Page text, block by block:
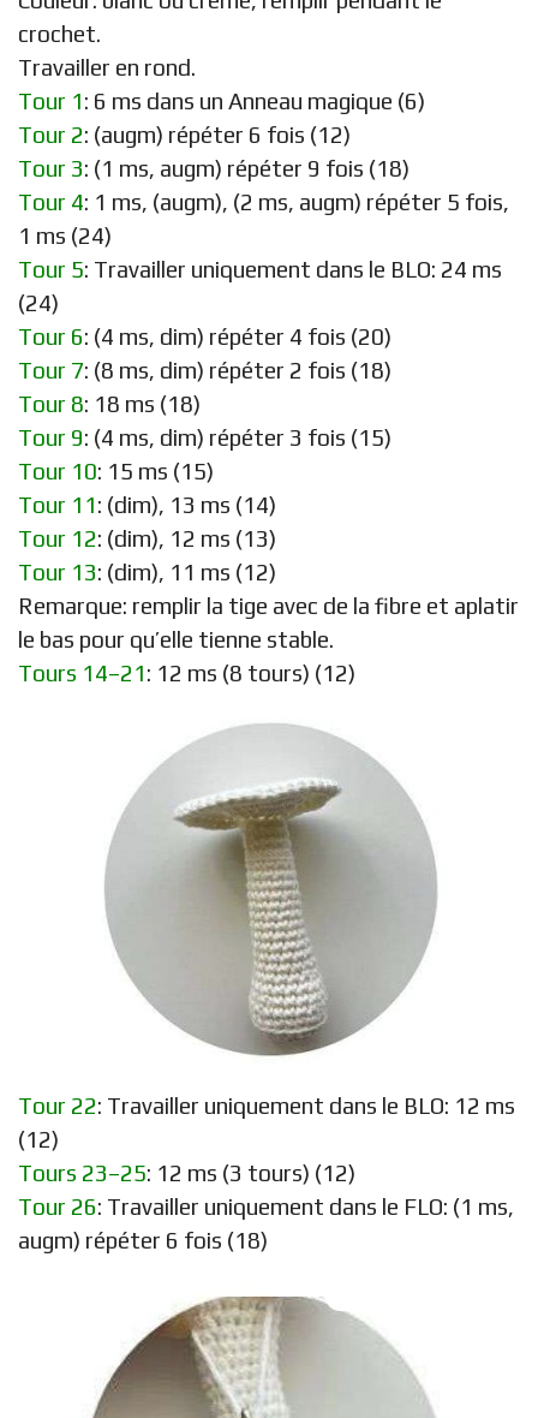
crochet.
Travailler en rond.
Tour 1: 6 ms dans un Anneau magique (6)
Tour 2: (augm) répéter 6 fois (12)
Tour 3: (1 ms, augm) répéter 9 fois (18)
Tour 4: 1 ms, (augm), (2 ms, augm) répéter 5 fois,
1 ms (24)
Tour 5: Travailler uniquement dans le BLO: 24 ms
(24)
Tour 6: (4 ms, dim) répéter 4 fois (20)
Tour 7: (8 ms, dim) répéter 2 fois (18)
Tour 8: 18 ms (18)
Tour 9: (4 ms, dim) répéter 3 fois (15)
Tour 10: 15 ms (15)
Tour 11: (dim), 13 ms (14)
Tour 12: (dim), 12 ms (13)
Tour 13: (dim), 11 ms (12)
Remarque: remplir la tige avec de la fibre et aplatir
le bas pour qu’elle tienne stable.
Tours 14–21: 12 ms (8 tours) (12)
Tour 22: Travailler uniquement dans le BLO: 12 ms
(12)
Tours 23–25: 12 ms (3 tours) (12)
Tour 26: Travailler uniquement dans le FLO: (1 ms,
augm) répéter 6 fois (18)